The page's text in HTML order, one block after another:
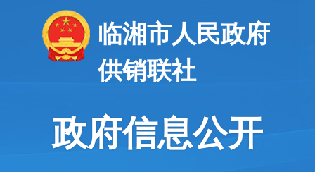
临湘市人民政府
供销联社
政府信息公开